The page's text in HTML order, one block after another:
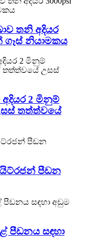
තනි අදියර
ගෑස් නියාමකය
2 මිනුම්
තත්ත්වයේ
පීඩන
පීඩනය සඳහා